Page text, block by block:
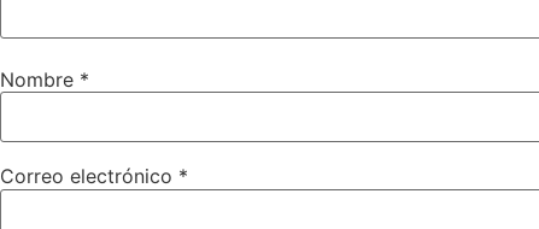
Nombre *
Correo electrónico *